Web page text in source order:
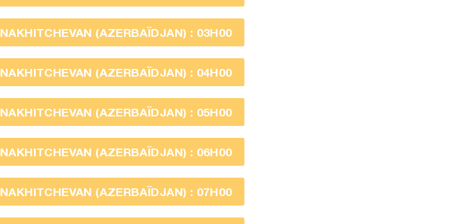
NAKHITCHEVAN (AZERBAÏDJAN) : 03H00
NAKHITCHEVAN (AZERBAÏDJAN) : 04H00
NAKHITCHEVAN (AZERBAÏDJAN) : 05H00
NAKHITCHEVAN (AZERBAÏDJAN) : 06H00
NAKHITCHEVAN (AZERBAÏDJAN) : 07H00